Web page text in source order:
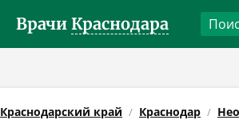
Врачи Краснодара
Краснодарский край Краснодар